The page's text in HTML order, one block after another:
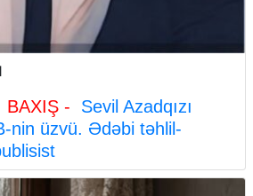
- Sevil Azadqızı
nin üzvü. Ədəbi təhlil-